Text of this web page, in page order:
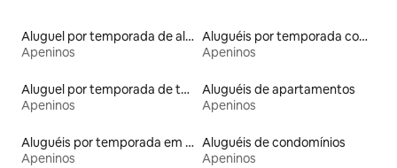
Aluguel por temporada de alojamentos ecológicos
Apeninos
Aluguéis por temporada com acesso à praia
Apeninos
Aluguel por temporada de torres
Apeninos
Aluguéis de apartamentos
Apeninos
Aluguéis por temporada em acampamentos
Apeninos
Aluguéis de condomínios
Apeninos